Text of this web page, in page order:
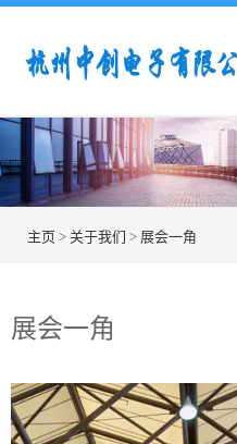
主页 > 关于我们 > 展会一角
展会一角